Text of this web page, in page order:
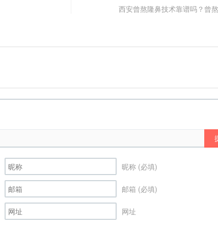
西安曾熬隆鼻技术靠谱吗？曾
昵称 (必填)
邮箱 (必填)
网址